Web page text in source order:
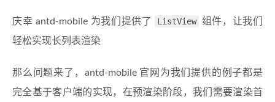
庆幸 antd-mobile 为我们提供了 ListView
组件，让我们
轻松实现长列表渲染
那么问题来了，antd-mobile 官网为我们提供的例子都是
完全基于客户端的实现，在预渲染阶段，我们需要渲染首